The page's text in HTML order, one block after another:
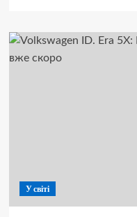
У світі